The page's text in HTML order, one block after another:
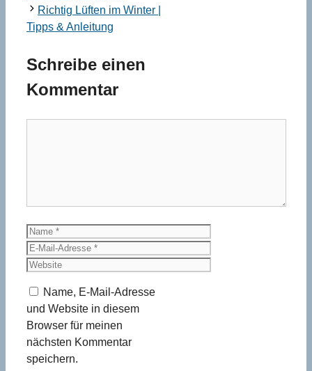
Richtig Lüften im Winter |
Tipps & Anleitung
Schreibe einen
Kommentar
Name
E-
Mail-
Website
Name, E-Mail-Adresse
und Website in diesem
Browser für meinen
nächsten Kommentar
speichern.